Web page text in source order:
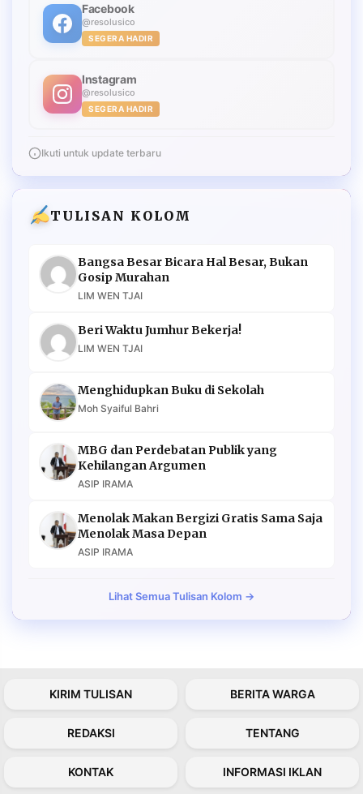
Facebook
@resolusico
SEGERA HADIR
Instagram
@resolusico
SEGERA HADIR
Ikuti untuk update terbaru
TULISAN KOLOM
Bangsa Besar Bicara Hal Besar, Bukan
Gosip Murahan
LIM WEN TJAI
Beri Waktu Jumhur Bekerja!
LIM WEN TJAI
Menghidupkan Buku di Sekolah
Moh Syaiful Bahri
MBG dan Perdebatan Publik yang
Kehilangan Argumen
ASIP IRAMA
Menolak Makan Bergizi Gratis Sama Saja
Menolak Masa Depan
ASIP IRAMA
Lihat Semua Tulisan Kolom →
KIRIM TULISAN BERITA WARGA
REDAKSI TENTANG
KONTAK INFORMASI IKLAN